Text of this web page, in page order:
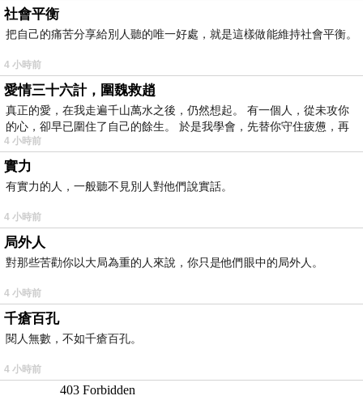
社會平衡
把自己的痛苦分享給別人聽的唯一好處，就是這樣做能維持社會平衡。
4 小時前
愛情三十六計，圍魏救趙
真正的愛，在我走遍千山萬水之後，仍然想起。 有一個人，從未攻你
的心，卻早已圍住了自己的餘生。 於是我學會，先替你守住疲憊，再
4 小時前
實力
有實力的人，一般聽不見別人對他們說實話。
4 小時前
局外人
對那些苦勸你以大局為重的人來說，你只是他們眼中的局外人。
4 小時前
千瘡百孔
閱人無數，不如千瘡百孔。
4 小時前